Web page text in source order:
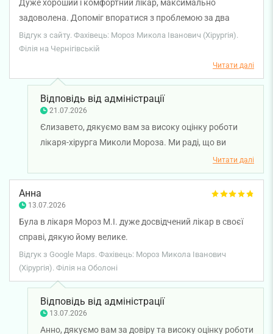
Дуже хороший і комфортний лікар, максимально
задоволена. Допоміг впоратися з проблемою за два
прийоми.
Відгук з сайту. Фахівець: Мороз Микола Іванович (Хірургія).
Філія на Чернігівській
Читати далі
Відповідь від адміністрації
21.07.2026
Єлизавето, дякуємо вам за високу оцінку роботи
лікаря-хірурга Миколи Мороза. Ми раді, що ви
атмосферу під час прийомів і результативність
Читати далі
Анна
13.07.2026
Була в лікаря Мороз М.І. дуже досвідчений лікар в своєї
справі, дякую йому велике.
Відгук з Google Maps. Фахівець: Мороз Микола Іванович
(Хірургія). Філія на Оболоні
Відповідь від адміністрації
13.07.2026
Анно, дякуємо вам за довіру та високу оцінку роботи